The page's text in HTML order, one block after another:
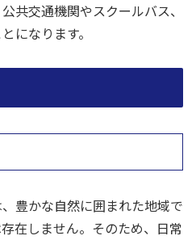
共交通機関やスクールバス、
になります。
豊かな自然に囲まれた地域で
在しません。そのため、日常